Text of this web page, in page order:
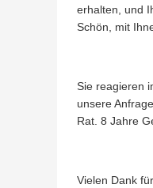
erhalten, und
Schön, mit
Sie reagieren
unsere
Rat. 8 Jahre
Vielen Dank